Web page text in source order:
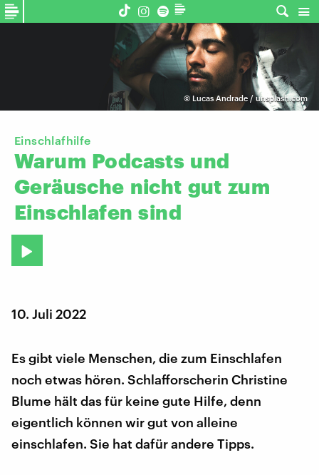
© Lucas Andrade / unsplash.com
Einschlafhilfe
Warum Podcasts und
Geräusche nicht gut zum
Einschlafen sind
10. Juli 2022
Es gibt viele Menschen, die zum Einschlafen
noch etwas hören. Schlafforscherin Christine
Blume hält das für keine gute Hilfe, denn
eigentlich können wir gut von alleine
einschlafen. Sie hat dafür andere Tipps.